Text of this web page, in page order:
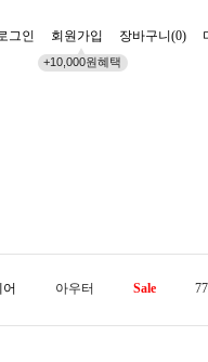
그인 회원가입
+10,000원혜택
장바구니(0)
아우터 Sale